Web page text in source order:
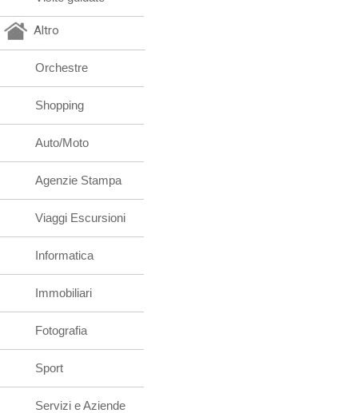
Altro
Orchestre
Shopping
Auto/Moto
Agenzie Stampa
Viaggi Escursioni
Informatica
Immobiliari
Fotografia
Sport
Servizi e Aziende